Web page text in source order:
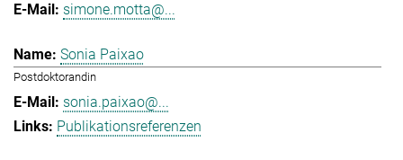
simone.motta@...
Sonia Paixao
Postdoktorandin
sonia.paixao@...
Publikationsreferenzen